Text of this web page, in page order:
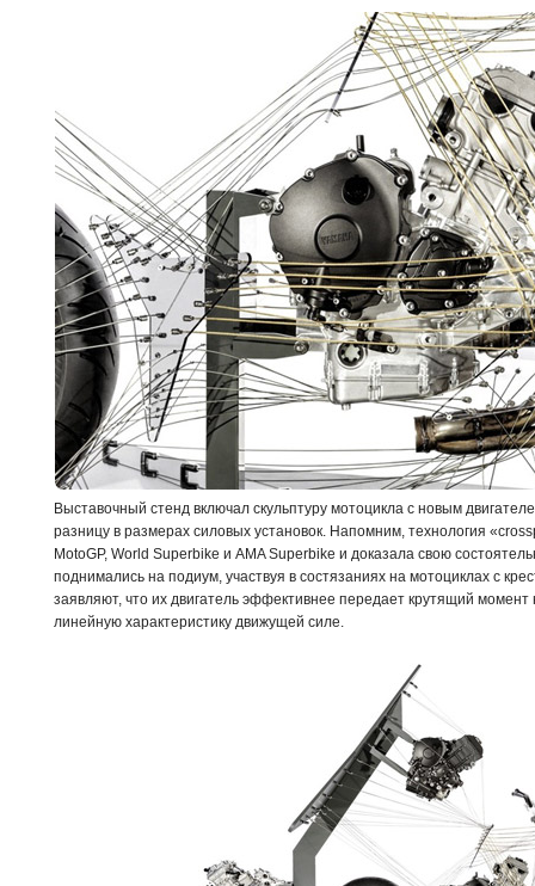
Выставочный стенд включал скульптуру мотоцикла с новым
разницу в размерах силовых установок. Напомним, технология
MotoGP, World Superbike и AMA Superbike и доказала свою
поднимались на подиум, участвуя в состязаниях на мотоциклах с
заявляют, что их двигатель эффективнее передает крутящий момент
линейную характеристику движущей силе.